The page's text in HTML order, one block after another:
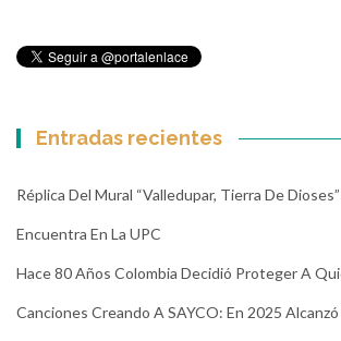
Entradas recientes
Réplica Del Mural “Valledupar, Tierra De
Encuentra En La UPC
Hace 80 Años Colombia Decidió Proteger A
Canciones Creando A SAYCO: En 2025